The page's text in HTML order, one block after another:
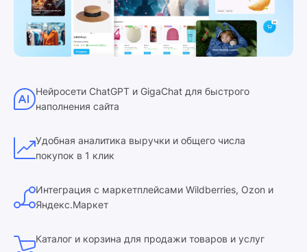
Нейросети ChatGPT и GigaChat для быстрого
наполнения сайта
Удобная аналитика выручки и общего числа
покупок в 1 клик
Интеграция с маркетплейсами Wildberries, Ozon и
Яндекс.Маркет
Каталог и корзина для продажи товаров и услуг